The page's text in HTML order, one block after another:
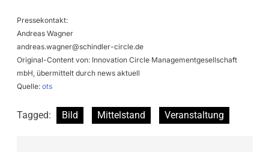
Pressekontakt:
Andreas Wagner
andreas.wagner@schindler-circle.de
Original-Content von: Innovation Circle Managementgesellschaft
mbH, übermittelt durch news aktuell
Quelle: ots
Tagged: Bild Mittelstand Veranstaltung